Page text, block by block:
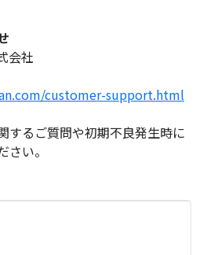
会社
customer-support.html
するご質問や初期不良発生時に
い。